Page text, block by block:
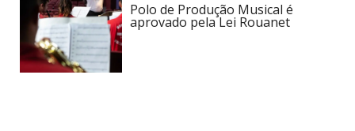
Polo de Produção Musical é
aprovado pela Lei Rouanet